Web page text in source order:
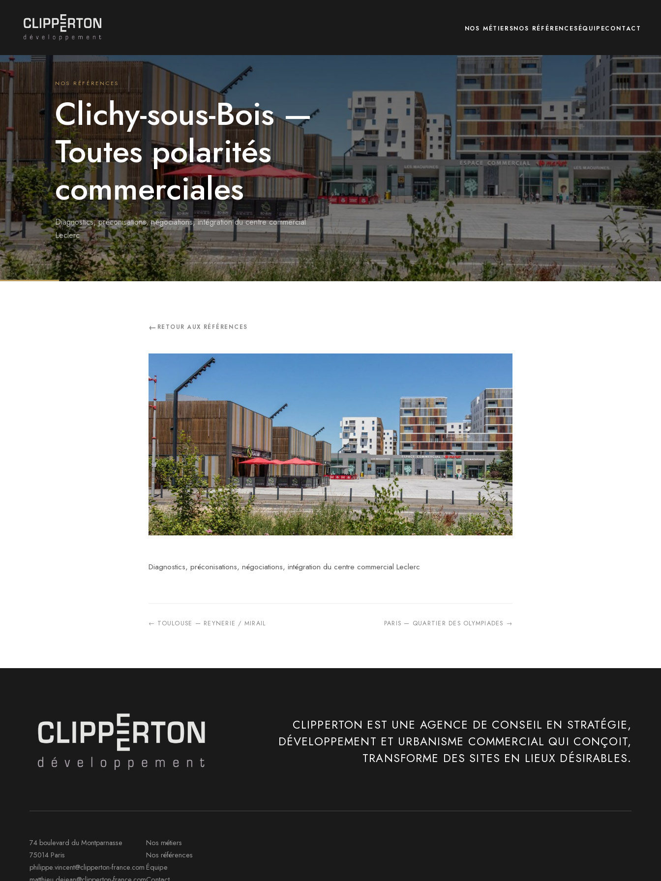
NOS MÉTIERSNOS RÉFÉRENCESÉQUIPECONTACT
NOS RÉFÉRENCES
Clichy-sous-Bois —
Toutes polarités
commerciales
Diagnostics, préconisations, négociations, intégration du centre commercial
Leclerc
RETOUR AUX RÉFÉRENCES
Diagnostics, préconisations, négociations, intégration du centre commercial Leclerc
← TOULOUSE — REYNERIE / MIRAIL PARIS — QUARTIER DES OLYMPIADES →
CLIPPERTON EST UNE AGENCE DE CONSEIL EN STRATÉGIE,
DÉVELOPPEMENT ET URBANISME COMMERCIAL QUI CONÇOIT,
TRANSFORME DES SITES EN LIEUX DÉSIRABLES.
74 boulevard du Montparnasse
75014 Paris
philippe.vincent@clipperton-france.com
Nos métiers
Nos références
Équipe